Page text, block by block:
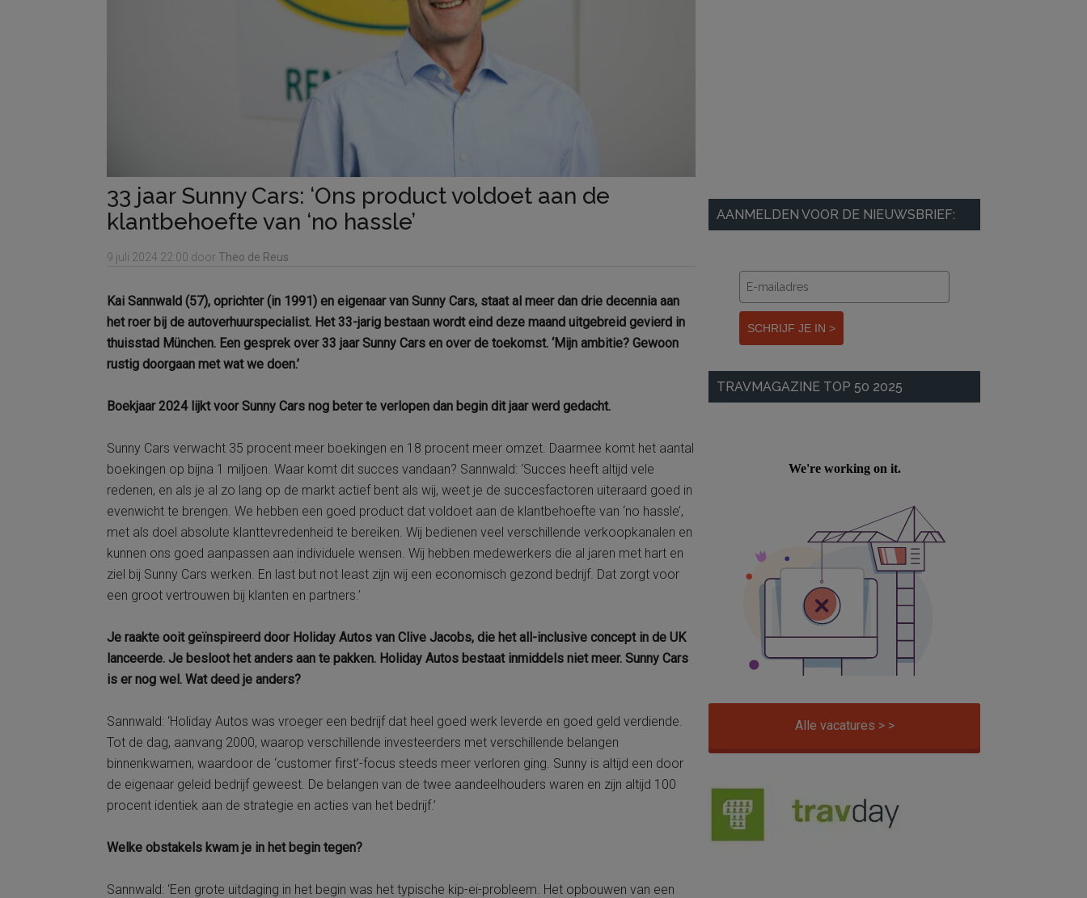
33 jaar Sunny Cars: ‘Ons product voldoet aan de
klantbehoefte van ‘no hassle’
9 juli 2024 22:00 door Theo de Reus
Kai Sannwald (57), oprichter (in 1991) en eigenaar van Sunny Cars, staat al meer dan drie decennia aan
het roer bij de autoverhuurspecialist. Het 33-jarig bestaan wordt eind deze maand uitgebreid gevierd in
thuisstad München. Een gesprek over 33 jaar Sunny Cars en over de toekomst. ‘Mijn ambitie? Gewoon
rustig doorgaan met wat we doen.’
Boekjaar 2024 lijkt voor Sunny Cars nog beter te verlopen dan begin dit jaar werd gedacht.
Sunny Cars verwacht 35 procent meer boekingen en 18 procent meer omzet. Daarmee komt het aantal
boekingen op bijna 1 miljoen. Waar komt dit succes vandaan? Sannwald: ‘Succes heeft altijd vele
redenen, en als je al zo lang op de markt actief bent als wij, weet je de succesfactoren uiteraard goed in
evenwicht te brengen. We hebben een goed product dat voldoet aan de klantbehoefte van ‘no hassle’,
met als doel absolute klanttevredenheid te bereiken. Wij bedienen veel verschillende verkoopkanalen en
kunnen ons goed aanpassen aan individuele wensen. Wij hebben medewerkers die al jaren met hart en
ziel bij Sunny Cars werken. En last but not least zijn wij een economisch gezond bedrijf. Dat zorgt voor
een groot vertrouwen bij klanten en partners.’
Je raakte ooit geïnspireerd door Holiday Autos van Clive Jacobs, die het all-inclusive concept in de UK
lanceerde. Je besloot het anders aan te pakken. Holiday Autos bestaat inmiddels niet meer. Sunny Cars
is er nog wel. Wat deed je anders?
Sannwald: ‘Holiday Autos was vroeger een bedrijf dat heel goed werk leverde en goed geld verdiende.
Tot de dag, aanvang 2000, waarop verschillende investeerders met verschillende belangen
binnenkwamen, waardoor de ‘customer first’-focus steeds meer verloren ging. Sunny is altijd een door
de eigenaar geleid bedrijf geweest. De belangen van de twee aandeelhouders waren en zijn altijd 100
procent identiek aan de strategie en acties van het bedrijf.’
Welke obstakels kwam je in het begin tegen?
Sannwald: ‘Een grote uitdaging in het begin was het typische kip-ei-probleem. Het opbouwen van een
AANMELDEN VOOR DE NIEUWSBRIEF:
SCHRIJF JE IN >
TRAVMAGAZINE TOP 50 2025
Alle vacatures > >